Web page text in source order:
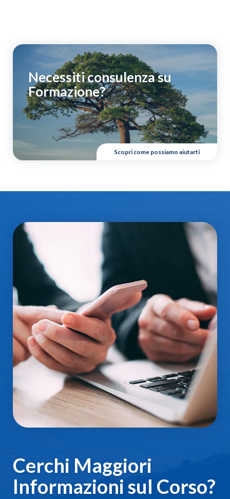
Necessiti consulenza su
Formazione?
Scopri come possiamo aiutarti
Cerchi Maggiori
Informazioni sul Corso?